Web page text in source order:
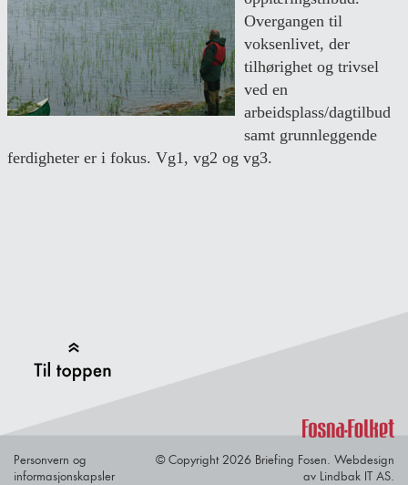
Overgangen til
voksenlivet, der
tilhørighet og trivsel
ved en
arbeidsplass/dagtilbud
samt grunnleggende
ferdigheter er i fokus. Vg1, vg2 og vg3.
Personvern og
informasjonskapsler
© Copyright 2026 Briefing Fosen. Webdesign
av Lindbak IT AS.